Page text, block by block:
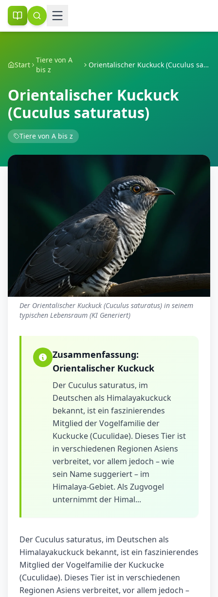
Start
Tiere von A
bis z
Orientalischer Kuckuck (Cuculus saturatus)
Orientalischer Kuckuck
(Cuculus saturatus)
Tiere von A bis z
Der Orientalischer Kuckuck (Cuculus saturatus) in seinem
typischen Lebensraum (KI Generiert)
Zusammenfassung:
Orientalischer Kuckuck
Der Cuculus saturatus, im
Deutschen als Himalayakuckuck
bekannt, ist ein faszinierendes
Mitglied der Vogelfamilie der
Kuckucke (Cuculidae). Dieses Tier ist
in verschiedenen Regionen Asiens
verbreitet, vor allem jedoch – wie
sein Name suggeriert – im
Himalaya-Gebiet. Als Zugvogel
unternimmt der Himal...
Der Cuculus saturatus, im Deutschen als
Himalayakuckuck bekannt, ist ein faszinierendes
Mitglied der Vogelfamilie der Kuckucke
(Cuculidae). Dieses Tier ist in verschiedenen
Regionen Asiens verbreitet, vor allem jedoch –